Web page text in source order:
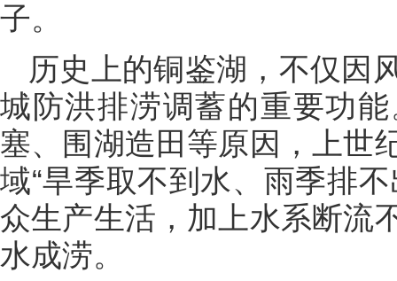
子。
历史上的铜鉴湖，不仅因
城防洪排涝调蓄的重要功
塞、围湖造田等原因，上世
域“旱季取不到水、雨季排
众生产生活，加上水系断流
水成涝。